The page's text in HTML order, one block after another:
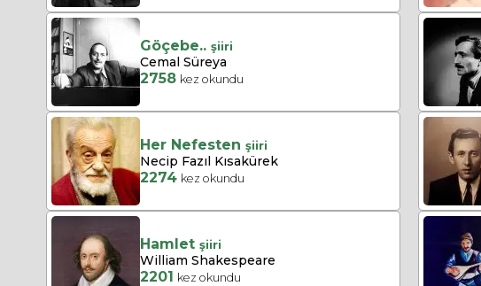
Göçebe.. şiiri
Cemal Süreya
2758 kez okundu
Her Nefesten şiiri
Necip Fazıl Kısakürek
2274 kez okundu
Hamlet şiiri
William Shakespeare
2201 kez okundu